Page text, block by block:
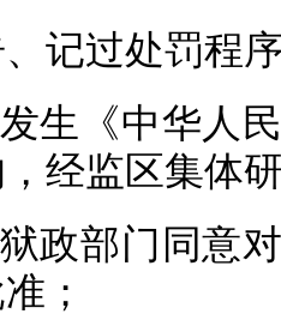
记过处罚程
《中华人民
经监区集体
部门同意对
；